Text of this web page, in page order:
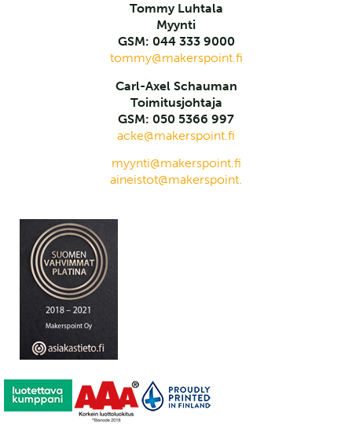
Tommy Luhtala
Myynti
GSM: 044 333 9000
tommy@makerspoint.fi
Carl-Axel Schauman
Toimitusjohtaja
GSM: 050 5366 997
acke@makerspoint.fi
myynti@makerspoint.fi
aineistot@makerspoint.